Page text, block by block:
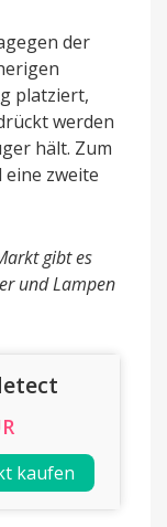
der
platziert,
werden
hält. Zum
eine zweite
gibt es
und Lampen
kaufen